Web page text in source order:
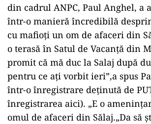
din cadrul ANPC, Paul Anghel, a
într-o manieră încredibilă
cu mafioți un om de afaceri din
o terasă în Satul de Vacanță din
promit că mă duc la Salaj după
pentru ce ați vorbit ieri”,a spus
într-o înregistrare deținută de
înregistrarea aici). „E o
omul de afaceri din Sălaj.„Da să